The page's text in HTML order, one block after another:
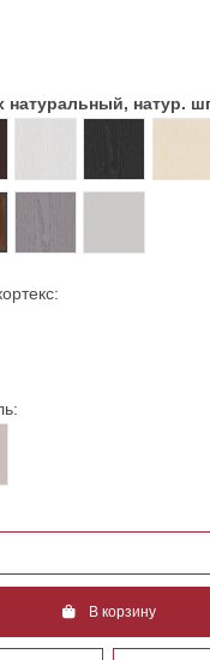
натуральный, натур.
браш. шпон
орех натуральный, натур.
В корзину